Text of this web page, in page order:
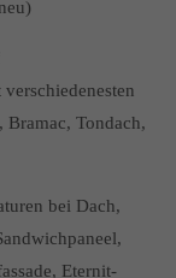
Bramac, Tondach,
bei Dach,
Eternit-